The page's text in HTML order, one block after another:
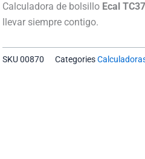
Calculadora de bolsillo Ecal TC37
llevar siempre contigo.
Tc37
SKU00870 Categories